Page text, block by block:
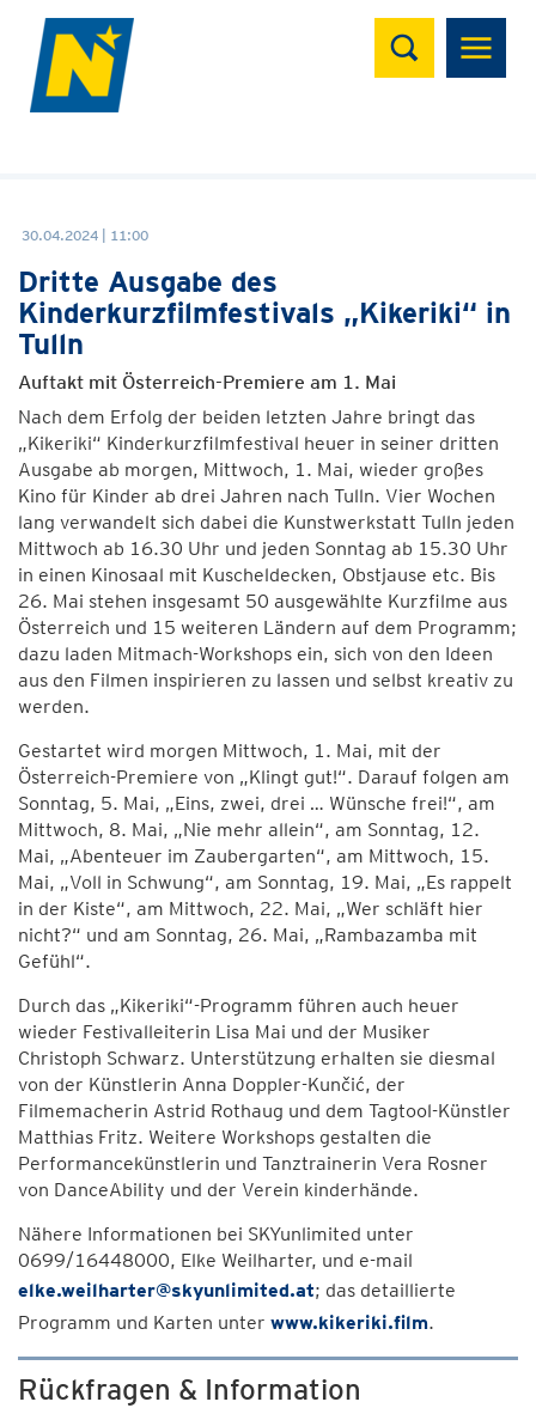
Suchen
30.04.2024 | 11:00
Dritte Ausgabe des
Kinderkurzfilmfestivals „Kikeriki“ in
Tulln
Auftakt mit Österreich-Premiere am 1. Mai
Nach dem Erfolg der beiden letzten Jahre bringt das
„Kikeriki“ Kinderkurzfilmfestival heuer in seiner dritten
Ausgabe ab morgen, Mittwoch, 1. Mai, wieder großes
Kino für Kinder ab drei Jahren nach Tulln. Vier Wochen
lang verwandelt sich dabei die Kunstwerkstatt Tulln jeden
Mittwoch ab 16.30 Uhr und jeden Sonntag ab 15.30 Uhr
in einen Kinosaal mit Kuscheldecken, Obstjause etc. Bis
26. Mai stehen insgesamt 50 ausgewählte Kurzfilme aus
Österreich und 15 weiteren Ländern auf dem Programm;
dazu laden Mitmach-Workshops ein, sich von den Ideen
aus den Filmen inspirieren zu lassen und selbst kreativ zu
werden.
Gestartet wird morgen Mittwoch, 1. Mai, mit der
Österreich-Premiere von „Klingt gut!“. Darauf folgen am
Sonntag, 5. Mai, „Eins, zwei, drei … Wünsche frei!“, am
Mittwoch, 8. Mai, „Nie mehr allein“, am Sonntag, 12.
Mai, „Abenteuer im Zaubergarten“, am Mittwoch, 15.
Mai, „Voll in Schwung“, am Sonntag, 19. Mai, „Es rappelt
in der Kiste“, am Mittwoch, 22. Mai, „Wer schläft hier
nicht?“ und am Sonntag, 26. Mai, „Rambazamba mit
Gefühl“.
Durch das „Kikeriki“-Programm führen auch heuer
wieder Festivalleiterin Lisa Mai und der Musiker
Christoph Schwarz. Unterstützung erhalten sie diesmal
von der Künstlerin Anna Doppler-Kunčić, der
Filmemacherin Astrid Rothaug und dem Tagtool-Künstler
Matthias Fritz. Weitere Workshops gestalten die
Performancekünstlerin und Tanztrainerin Vera Rosner
von DanceAbility und der Verein kinderhände.
Nähere Informationen bei SKYunlimited unter
0699/16448000, Elke Weilharter, und e-mail
elke.weilharter@skyunlimited.at; das detaillierte
Programm und Karten unter www.kikeriki.film.
Rückfragen & Information